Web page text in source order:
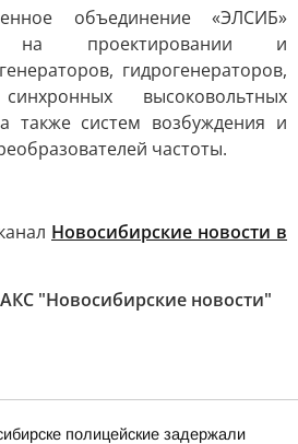
объединение «ЭЛСИБ»
на проектировании и
гидрогенераторов,
высоковольтных
а также систем возбуждения и
частоты.
Новосибирские новости в
"Новосибирские новости"
полицейские задержали